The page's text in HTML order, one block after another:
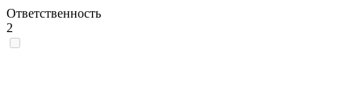
Ответственность
2